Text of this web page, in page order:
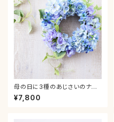
母の日に3種のあじさいのナチ
ュラルリース 紫陽花 夏 サ
マー あじさい 壁掛け 玄
¥7,800